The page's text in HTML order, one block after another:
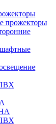
прожекторы